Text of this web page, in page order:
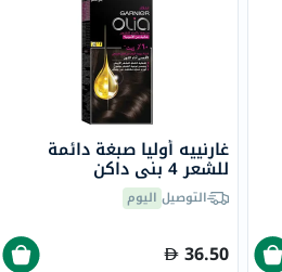
غارنييه أوليا صبغة دائمة
للشعر 4 بني داكن
التوصيل اليوم
36.50